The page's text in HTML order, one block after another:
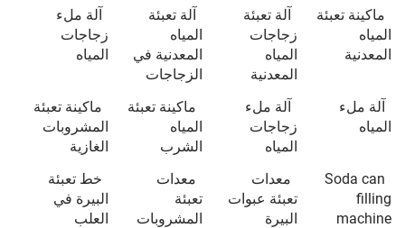
ماكينة تعبئة
المياه
المعدنية
آلة تعبئة
زجاجات
المياه
المعدنية
آلة تعبئة
المياه
المعدنية في
الزجاجات
آلة ملء
زجاجات
المياه
آلة ملء
المياه
آلة ملء
زجاجات
المياه
ماكينة تعبئة
المياه
الشرب
ماكينة تعبئة
المشروبات
الغازية
Soda can
filling
machine
معدات
تعبئة عبوات
البيرة
معدات
تعبئة
المشروبات
خط تعبئة
البيرة في
العلب